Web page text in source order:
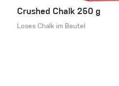
Crushed Chalk 250 g
Loses Chalk im Beutel